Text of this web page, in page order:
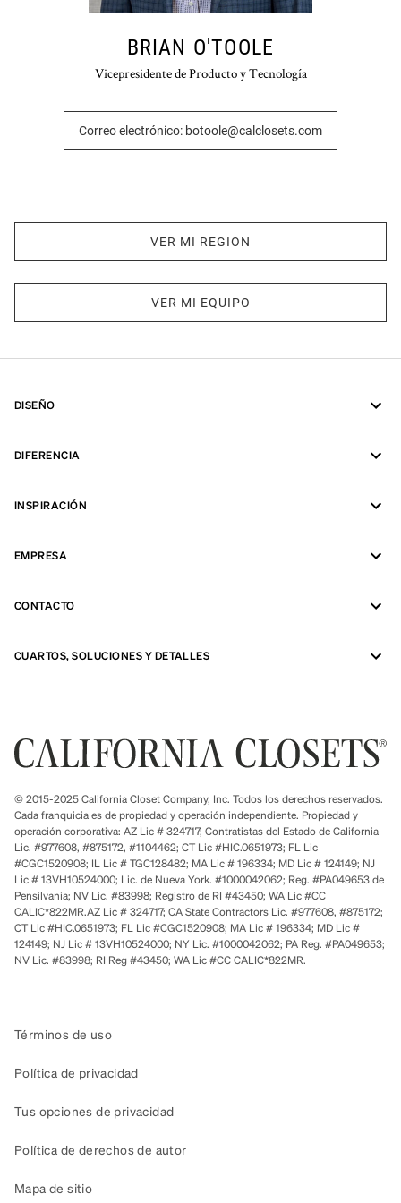
BRIAN O'TOOLE
Vicepresidente de Producto y Tecnología
Correo electrónico: botoole@calclosets.com
VER MI REGION
VER MI EQUIPO
DISEÑO
DIFERENCIA
INSPIRACIÓN
EMPRESA
CONTACTO
CUARTOS, SOLUCIONES Y DETALLES
© 2015-2025 California Closet Company, Inc. Todos los derechos reservados.
Cada franquicia es de propiedad y operación independiente. Propiedad y
operación corporativa: AZ Lic # 324717; Contratistas del Estado de California
Lic. #977608, #875172, #1104462; CT Lic #HIC.0651973; FL Lic
#CGC1520908; IL Lic # TGC128482; MA Lic # 196334; MD Lic # 124149; NJ
Lic # 13VH10524000; Lic. de Nueva York. #1000042062; Reg. #PA049653 de
Pensilvania; NV Lic. #83998; Registro de RI #43450; WA Lic #CC
CALIC*822MR.AZ Lic # 324717; CA State Contractors Lic. #977608, #875172;
CT Lic #HIC.0651973; FL Lic #CGC1520908; MA Lic # 196334; MD Lic #
124149; NJ Lic # 13VH10524000; NY Lic. #1000042062; PA Reg. #PA049653;
NV Lic. #83998; RI Reg #43450; WA Lic #CC CALIC*822MR.
Términos de uso
Política de privacidad
Tus opciones de privacidad
Política de derechos de autor
Mapa de sitio